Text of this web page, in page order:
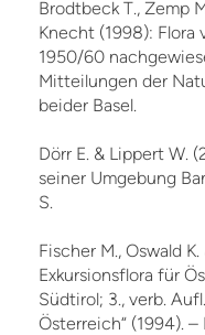
Brodtbeck T., Zemp
Knecht (1998): Flora
1950/60
Mitteilungen der
beider Basel.
Dörr E. & Lippert W.
seiner Umgebung
S.
Fischer M., Oswald
Exkursionsflora für
Südtirol; 3., verb.
Österreich“ (1994).